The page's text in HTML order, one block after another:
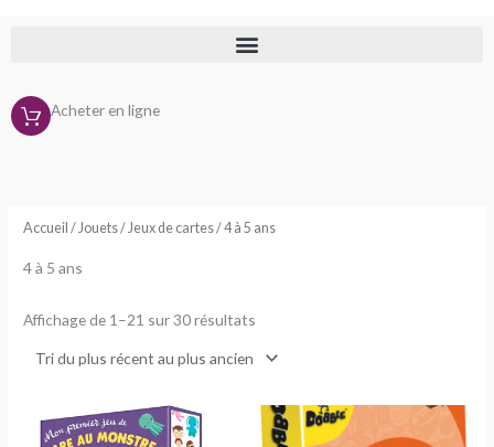
Acheter en ligne
Accueil / Jouets/ Jeux de cartes/ 4 à 5 ans
4 à 5 ans
Affichage de 1–21 sur 30 résultats
plus
ancien